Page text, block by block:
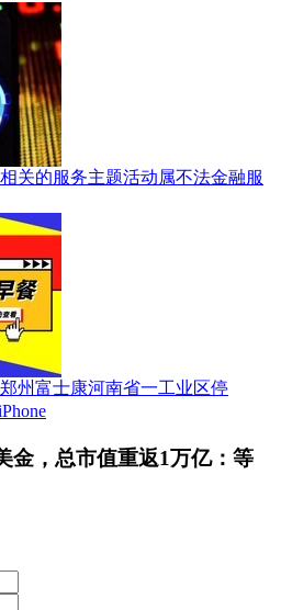
关的服务主题活动属不法金融服
州富士康河南省一工业区停
金，总市值重返1万亿：等